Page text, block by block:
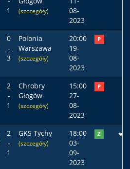
1
(szczegóły)
08-
2023
0
-
3
Polonia
Warszawa
(szczegóły)
20:00
19-
08-
2023
P
2
-
1
Chrobry
Głogów
(szczegóły)
15:00
27-
08-
2023
P
2
-
1
GKS Tychy
(szczegóły)
18:00
03-
09-
2023
Z